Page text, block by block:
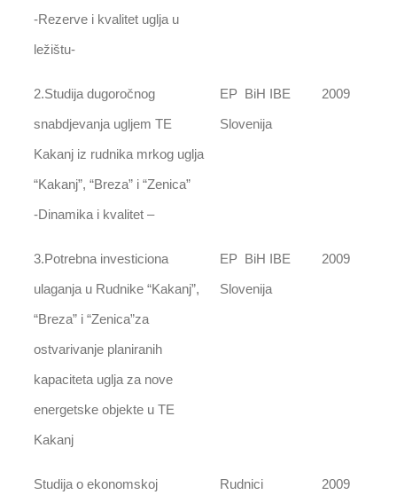
-Rezerve i kvalitet uglja u
ležištu-
2.Studija dugoročnog
snabdjevanja ugljem TE
Kakanj iz rudnika mrkog uglja
“Kakanj”, “Breza” i “Zenica”
-Dinamika i kvalitet –
EP BiH IBE
Slovenija
2009
3.Potrebna investiciona
ulaganja u Rudnike “Kakanj”,
“Breza” i “Zenica”za
ostvarivanje planiranih
kapaciteta uglja za nove
energetske objekte u TE
Kakanj
EP BiH IBE
Slovenija
2009
Studija o ekonomskoj Rudnici 2009